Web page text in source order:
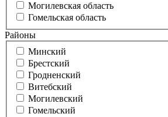
Могилевская область
Гомельская область
Районы
Минский
Брестский
Гродненский
Витебский
Могилевский
Гомельский